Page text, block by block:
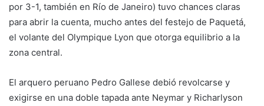
por 3-1, también en Río de Janeiro) tuvo chances claras
para abrir la cuenta, mucho antes del festejo de Paquetá,
el volante del Olympique Lyon que otorga equilibrio a la
zona central.
El arquero peruano Pedro Gallese debió revolcarse y
exigirse en una doble tapada ante Neymar y Richarlyson